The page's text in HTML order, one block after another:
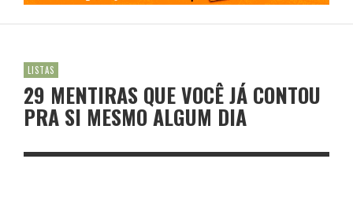
LISTAS
29 MENTIRAS QUE VOCÊ JÁ CONTOU
PRA SI MESMO ALGUM DIA